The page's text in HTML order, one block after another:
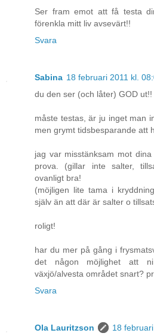
Ser fram emot att få testa
förenkla mitt liv avsevärt!!
Svara
Sabina 18 februari 2011 kl.
du den ser (och låter) GOD ut!!
måste testas, är ju inget man
men grymt tidsbesparande att
jag var misstänksam mot
prova. (gillar inte salter,
ovanligt bra!
(möjligen lite tama i
själv än att där är salter o
roligt!
har du mer på gång i
det någon möjlighet att
växjö/alvesta området snart?
Svara
Ola Lauritzson 18